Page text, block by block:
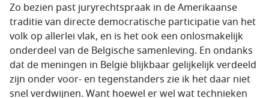
Zo bezien past juryrechtspraak in de Amerikaanse
traditie van directe democratische participatie van het
volk op allerlei vlak, en is het ook een onlosmakelijk
onderdeel van de Belgische samenleving. En ondanks
dat de meningen in België blijkbaar gelijkelijk verdeeld
zijn onder voor- en tegenstanders zie ik het daar niet
snel verdwijnen. Want hoewel er wel wat technieken